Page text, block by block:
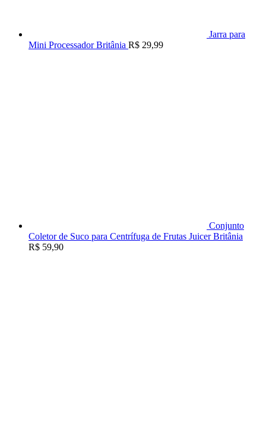
Jarra para
Mini Processador Britânia R$ 29,99
Conjunto
Coletor de Suco para Centrífuga de Frutas Juicer Britânia
R$ 59,90